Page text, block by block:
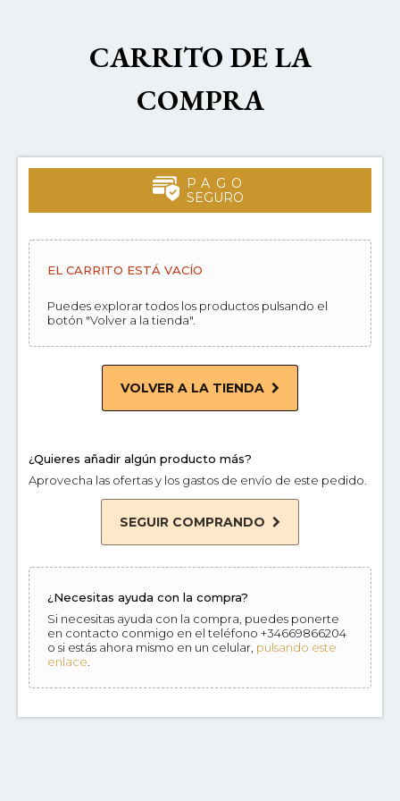
CARRITO DE LA
COMPRA
PAGO
SEGURO
EL CARRITO ESTÁ VACÍO
Puedes explorar todos los productos pulsando el
botón "Volver a la tienda".
VOLVER A LA TIENDA
¿Quieres añadir algún producto más?
Aprovecha las ofertas y los gastos de envío de este pedido.
SEGUIR COMPRANDO
¿Necesitas ayuda con la compra?
Si necesitas ayuda con la compra, puedes ponerte
en contacto conmigo en el teléfono +34669866204
o si estás ahora mismo en un celular, pulsando este
enlace